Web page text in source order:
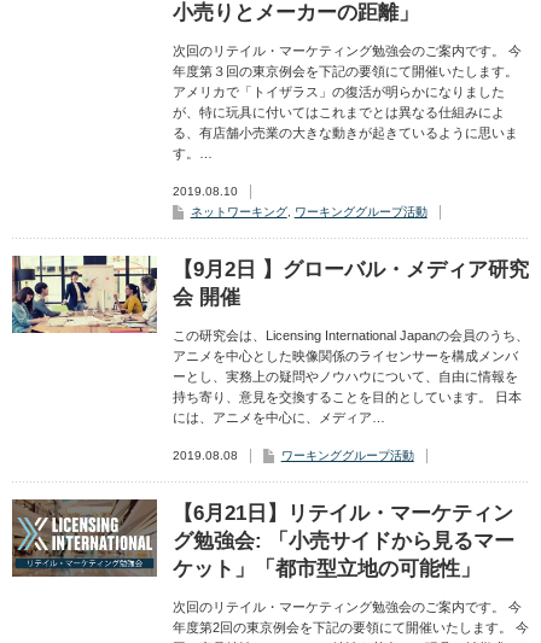
小売りとメーカーの距離」
次回のリテイル・マーケティング勉強会のご案内です。 今
年度第３回の東京例会を下記の要領にて開催いたします。
アメリカで「トイザラス」の復活が明らかになりました
が、特に玩具に付いてはこれまでとは異なる仕組みによ
る、有店舗小売業の大きな動きが起きているように思いま
す。…
2019.08.10
ネットワーキング, ワーキンググループ活動
【9月2日 】グローバル・メディア研究
会 開催
この研究会は、Licensing International Japanの会員のうち、
アニメを中心とした映像関係のライセンサーを構成メンバ
ーとし、実務上の疑問やノウハウについて、自由に情報を
持ち寄り、意見を交換することを目的としています。 日本
には、アニメを中心に、メディア…
2019.08.08 ワーキンググループ活動
【6月21日】リテイル・マーケティン
グ勉強会: 「小売サイドから見るマー
ケット」「都市型立地の可能性」
次回のリテイル・マーケティング勉強会のご案内です。 今
年度第2回の東京例会を下記の要領にて開催いたします。 今